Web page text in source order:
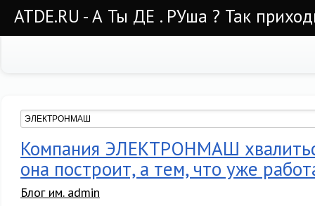
ATDE.RU - А Ты ДЕ . РУша ? Так
Компания ЭЛЕКТРОНМАШ
она построит, а тем, что уже
Блог им. admin